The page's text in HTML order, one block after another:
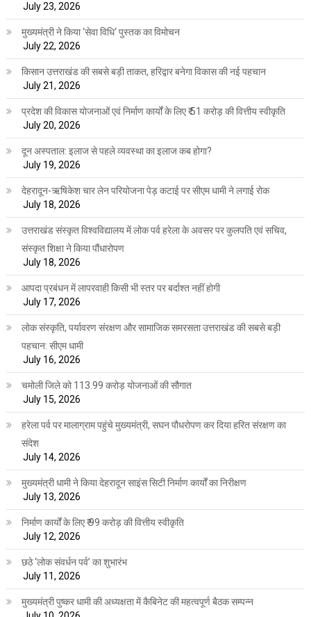
July 23, 2026
मुख्यमंत्री ने किया ‘सेवा विधि‘ पुस्तक का विमोचन
July 22, 2026
किसान उत्तराखंड की सबसे बड़ी ताकत, हरिद्वार बनेगा विकास की नई पहचान
July 21, 2026
प्रदेश की विकास योजनाओं एवं निर्माण कार्यों के लिए ₹ 51 करोड़ की वित्तीय स्वीकृति
July 20, 2026
दून अस्पताल: इलाज से पहले व्यवस्था का इलाज कब होगा?
July 19, 2026
देहरादून-ऋषिकेश चार लेन परियोजना पेड़ कटाई पर सीएम धामी ने लगाई रोक
July 18, 2026
उत्तराखंड संस्कृत विश्वविद्यालय में लोक पर्व हरेला के अवसर पर कुलपति एवं सचिव,
संस्कृत शिक्षा ने किया पौंधारोपण
July 18, 2026
आपदा प्रबंधन में लापरवाही किसी भी स्तर पर बर्दाश्त नहीं होगी
July 17, 2026
लोक संस्कृति, पर्यावरण संरक्षण और सामाजिक समरसता उत्तराखंड की सबसे बड़ी
पहचान: सीएम धामी
July 16, 2026
चमोली जिले को 113.99 करोड़ योजनाओं की सौगात
July 15, 2026
हरेला पर्व पर मालाग्राम पहुंचे मुख्यमंत्री, सघन पौधरोपण कर दिया हरित संरक्षण का
संदेश
July 14, 2026
मुख्यमंत्री धामी ने किया देहरादून साइंस सिटी निर्माण कार्यों का निरीक्षण
July 13, 2026
निर्माण कार्यों के लिए ₹ 99 करोड़ की वित्तीय स्वीकृति
July 12, 2026
छठे ‘लोक संवर्धन पर्व’ का शुभारंभ
July 11, 2026
मुख्यमंत्री पुष्कर धामी की अध्यक्षता में कैबिनेट की महत्वपूर्ण बैठक सम्पन्न